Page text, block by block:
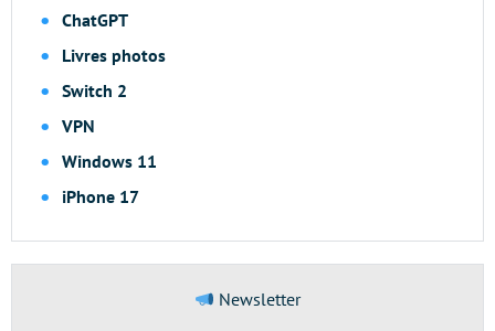
ChatGPT
Livres photos
Switch 2
VPN
Windows 11
iPhone 17
Newsletter